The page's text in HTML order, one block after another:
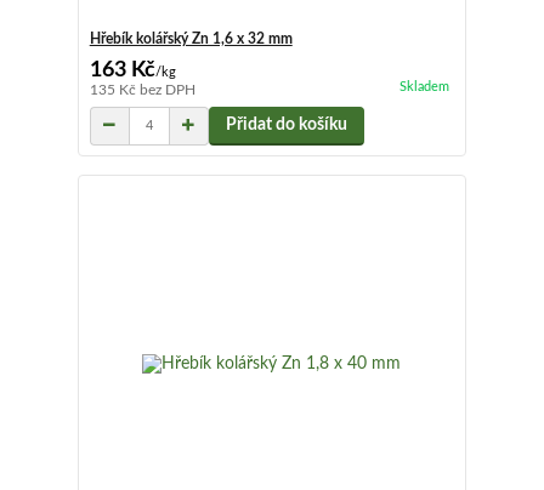
Hřebík kolářský Zn 1,6 x 32 mm
163 Kč/kg
135 Kč bez DPH Skladem
Přidat do košíku